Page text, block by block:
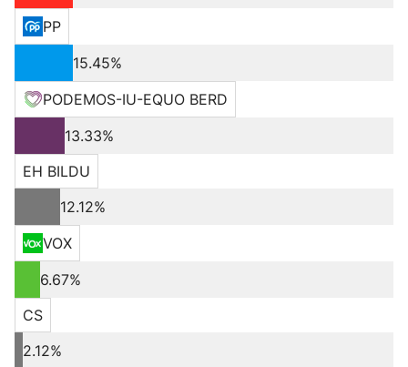
PP
15.45%
PODEMOS-IU-EQUO BERD
13.33%
EH BILDU
12.12%
VOX
6.67%
CS
2.12%